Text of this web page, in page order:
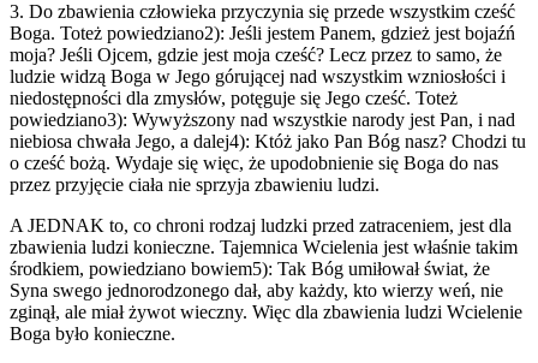
3. Do zbawienia człowieka przyczynia się przede wszystkim cześć
Boga. Toteż powiedziano2): Jeśli jestem Panem, gdzież jest bojaźń
moja? Jeśli Ojcem, gdzie jest moja cześć? Lecz przez to samo, że
ludzie widzą Boga w Jego górującej nad wszystkim wzniosłości i
niedostępności dla zmysłów, potęguje się Jego cześć. Toteż
powiedziano3): Wywyższony nad wszystkie narody jest Pan, i nad
niebiosa chwała Jego, a dalej4): Któż jako Pan Bóg nasz? Chodzi tu
o cześć bożą. Wydaje się więc, że upodobnienie się Boga do nas
przez przyjęcie ciała nie sprzyja zbawieniu ludzi.
A JEDNAK to, co chroni rodzaj ludzki przed zatraceniem, jest dla
zbawienia ludzi konieczne. Tajemnica Wcielenia jest właśnie takim
środkiem, powiedziano bowiem5): Tak Bóg umiłował świat, że
Syna swego jednorodzonego dał, aby każdy, kto wierzy weń, nie
zginął, ale miał żywot wieczny. Więc dla zbawienia ludzi Wcielenie
Boga było konieczne.